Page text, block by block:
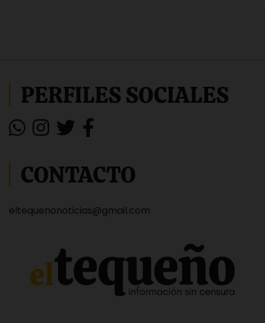
PERFILES SOCIALES
CONTACTO
eltequenonoticias@gmail.com